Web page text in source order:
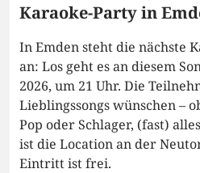
Karaoke-Party in
In Emden steht die nächste
an: Los geht es an diesem
2026, um 21 Uhr. Die
Lieblingssongs wünschen –
Pop oder Schlager, (fast)
ist die Location an der
Eintritt ist frei.